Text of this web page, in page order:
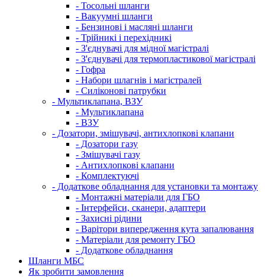
- Тосольні шланги
- Вакуумні шланги
- Бензинові і масляні шланги
- Трійникі і перехідникі
- З'єднувачі для мідної магістралі
- З'єднувачі для термопластикової магістралі
- Гофра
- Набори шлагнів і магістралей
- Силіконові патрубки
- Мультиклапана, ВЗУ
- Мультиклапана
- ВЗУ
- Дозатори, змішувачі, антихлопкові клапани
- Дозатори газу
- Змішувачі газу
- Антихлопкові клапани
- Комплектуючі
- Додаткове обладнання для установки та монтажу
- Монтажні матеріали для ГБО
- Інтерфейси, сканери, адаптери
- Захисні рідини
- Варітори випередження кута запалювання
- Матеріали для ремонту ГБО
- Додаткове обладнання
Шланги МБС
Як зробити замовлення